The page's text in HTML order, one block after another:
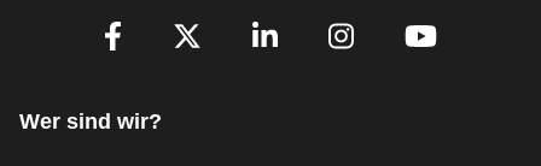
[_General:SocialMediaTitle]
Wer sind wir?